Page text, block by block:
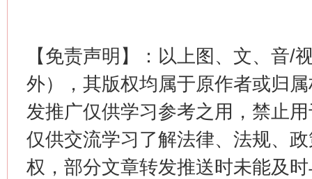
【免责声明】：以上图、文、音/
外），其版权均属于原作者或归
发推广仅供学习参考之用，禁止
仅供交流学习了解法律、法规、
权，部分文章转发推送时未能及